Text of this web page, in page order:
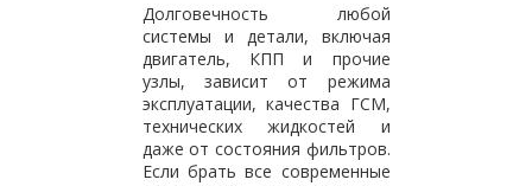
Долговечность любой
системы и детали, включая
двигатель, КПП и прочие
узлы, зависит от режима
эксплуатации, качества ГСМ,
технических жидкостей и
даже от состояния фильтров.
Если брать все современные